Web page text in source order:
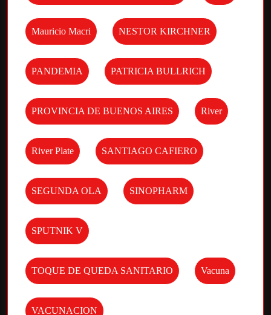
Mauricio Macri NESTOR KIRCHNER
PANDEMIA PATRICIA BULLRICH
PROVINCIA DE BUENOS AIRES River
River Plate SANTIAGO CAFIERO
SEGUNDA OLA SINOPHARM
SPUTNIK V
TOQUE DE QUEDA SANITARIO Vacuna
VACUNACION